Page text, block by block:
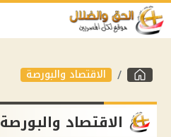
الاقتصاد والبورصة
الاقتصاد والبورصة